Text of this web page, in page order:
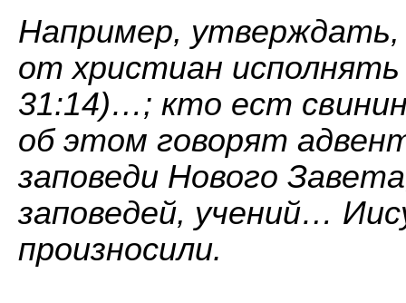
Например,
от христиан
31:14)…; кто ест
об этом говорят
заповеди Нового
заповедей, учений…
произносили.